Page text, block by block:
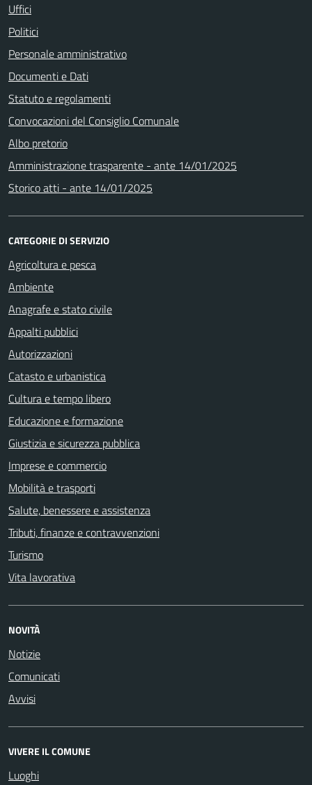
Uffici
Politici
Personale amministrativo
Documenti e Dati
Statuto e regolamenti
Convocazioni del Consiglio Comunale
Albo pretorio
Amministrazione trasparente - ante 14/01/2025
Storico atti - ante 14/01/2025
CATEGORIE DI SERVIZIO
Agricoltura e pesca
Ambiente
Anagrafe e stato civile
Appalti pubblici
Autorizzazioni
Catasto e urbanistica
Cultura e tempo libero
Educazione e formazione
Giustizia e sicurezza pubblica
Imprese e commercio
Mobilità e trasporti
Salute, benessere e assistenza
Tributi, finanze e contravvenzioni
Turismo
Vita lavorativa
NOVITÀ
Notizie
Comunicati
Avvisi
VIVERE IL COMUNE
Luoghi